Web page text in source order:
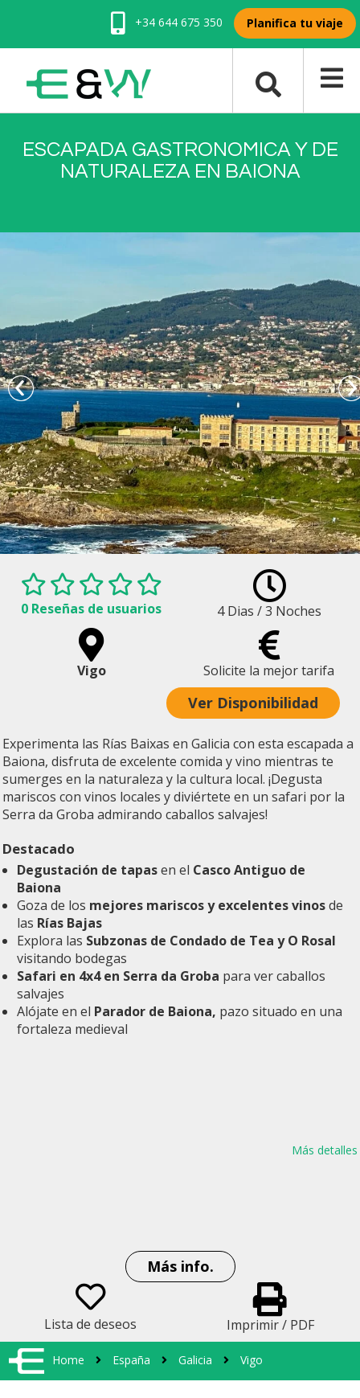
+34 644 675 350 Planifica tu viaje
ESCAPADA GASTRONOMICA Y DE
NATURALEZA EN BAIONA
de la Fortaleza de Monterreal y Parador de Baiona
0 Reseñas de usuarios 4 Dias / 3 Noches
Vigo Solicite la mejor tarifa
Ver Disponibilidad
Experimenta las Rías Baixas en Galicia con esta escapada a
Baiona, disfruta de excelente comida y vino mientras te
sumerges en la naturaleza y la cultura local. ¡Degusta
mariscos con vinos locales y diviértete en un safari por la
Serra da Groba admirando caballos salvajes!
Destacado
Degustación de tapasen el Casco Antiguo de
Baiona
Goza de los mejores mariscos y excelentes vinosde
las Rías Bajas
Explora las Subzonas de Condado de Tea y O Rosal
visitando bodegas
Safari en 4x4 en Serra da Groba para ver caballos
salvajes
Alójate en el Parador de Baiona, pazo situado en una
fortaleza medieval
Más detalles
Más info.
Lista de deseos Imprimir / PDF
Home España Galicia Vigo